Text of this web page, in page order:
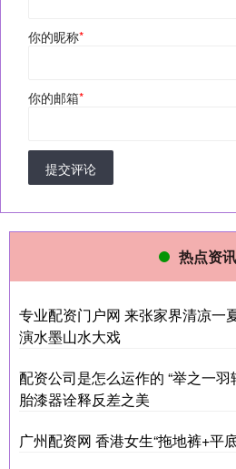
你的昵称*
你的邮箱*
提交评论
热点资讯
专业配资门户网 来张家界清凉一
演水墨山水大戏
配资公司是怎么运作的 “举之一
胎漆器诠释反差之美
广州配资网 香港女生“拖地裤+平